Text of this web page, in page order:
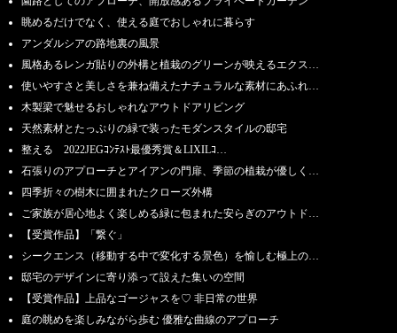
眺めるだけでなく、使える庭でおしゃれに暮らす
アンダルシアの路地裏の風景
風格あるレンガ貼りの外構と植栽のグリーンが映えるエクス…
使いやすさと美しさを兼ね備えたナチュラルな素材にあふれ…
木製梁で魅せるおしゃれなアウトドアリビング
天然素材とたっぷりの緑で装ったモダンスタイルの邸宅
整える 2022JEGｺﾝﾃｽﾄ最優秀賞＆LIXILｺ…
石張りのアプローチとアイアンの門扉、季節の植栽が優しく…
四季折々の樹木に囲まれたクローズ外構
ご家族が居心地よく楽しめる緑に包まれた安らぎのアウトド…
【受賞作品】「繋ぐ」
シークエンス（移動する中で変化する景色）を愉しむ極上の…
邸宅のデザインに寄り添って設えた集いの空間
【受賞作品】上品なゴージャスを♡ 非日常の世界
庭の眺めを楽しみながら歩む 優雅な曲線のアプローチ